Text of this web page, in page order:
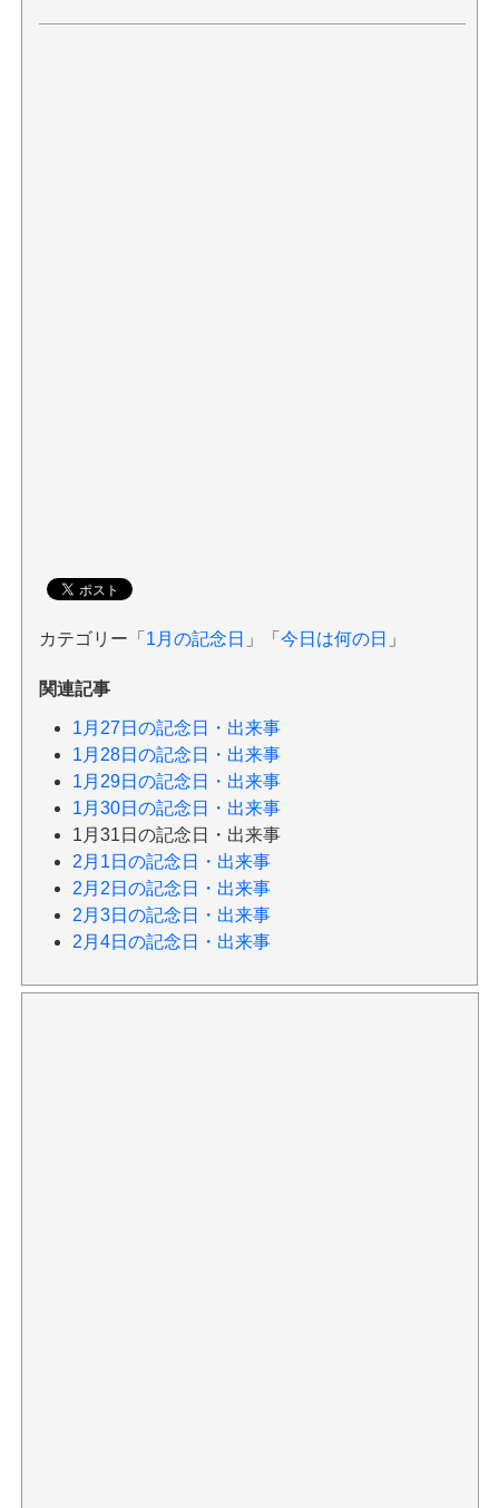
カテゴリー「 1月の記念日 」「 今日は何の日 」
関連記事
1月27日の記念日・出来事
1月28日の記念日・出来事
1月29日の記念日・出来事
1月30日の記念日・出来事
1月31日の記念日・出来事
2月1日の記念日・出来事
2月2日の記念日・出来事
2月3日の記念日・出来事
2月4日の記念日・出来事